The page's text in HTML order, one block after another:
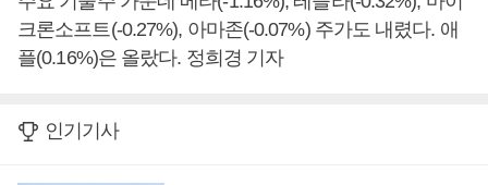
크론소프트(-0.27%), 아마존(-0.07%) 주가도 내렸다. 애
플(0.16%)은 올랐다. 정희경 기자
인기기사